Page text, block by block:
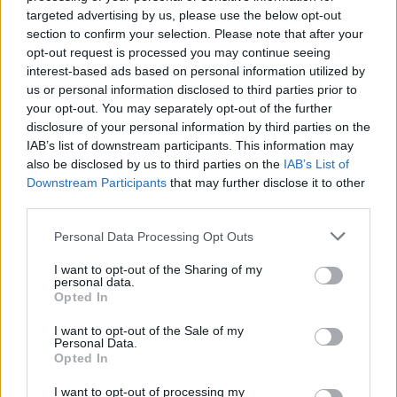
targeted advertising by us, please use the below opt-out
section to confirm your selection. Please note that after your
opt-out request is processed you may continue seeing
interest-based ads based on personal information utilized by
us or personal information disclosed to third parties prior to
your opt-out. You may separately opt-out of the further
disclosure of your personal information by third parties on the
IAB’s list of downstream participants. This information may
also be disclosed by us to third parties on the IAB’s List of
Downstream Participants that may further disclose it to other
Personal Data Processing Opt Outs
I want to opt-out of the Sharing of my
personal data.
Opted In
I want to opt-out of the Sale of my
Personal Data.
Opted In
I want to opt-out of processing my
Montgat+barcelona